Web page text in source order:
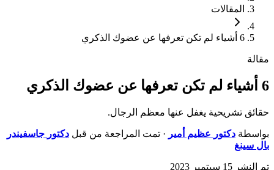
المقالات
6 أشياء لم تكن تعرفها عن عضوك الذكري
مقالة
6 أشياء لم تكن تعرفها عن عضوك الذكري
حقائق تشريحية يغفل عنها معظم الرجال.
بواسطة دكتور عظيم أمير · تمت المراجعة من قبل دكتور جاسفيندر
بال سينغ
تم النشر 15 سبتمبر 2023